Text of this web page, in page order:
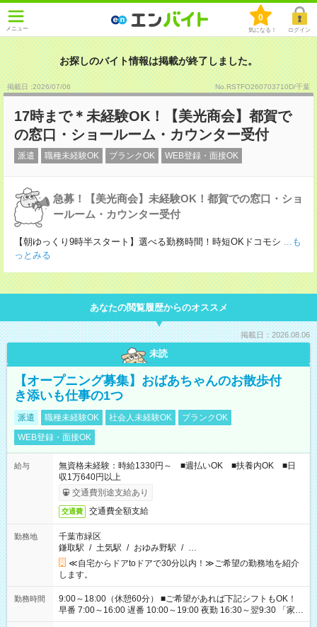
メニュー
0
気になる！ ログイン
お探しのバイト情報は掲載が終了しました。
掲載日 :2026/07/06 No.RSTFO260703710D/千葉
17時まで＊未経験OK！【美光商会】都賀で
の窓口・ショールーム・カウンター受付
派遣 職種未経験OK ブランクOK WEB登録・面接OK
急募！【美光商会】未経験OK！都賀での窓口・ショ
ールーム・カウンター受付
【朝ゆっくり9時半スタート】選べる勤務時間！時短OKドコモシ ...も
っとみる
あなたの閲覧履歴からのオススメ
掲載日：2026.08.06
未読
【オープニング募集】おばあちゃんのお散歩付
き添いも仕事の1つ
派遣 職種未経験OK 社会人未経験OK
ブランクOK
WEB登録・面接OK
給与
無資格未経験：時給1330円～ ■週払いOK ■扶養内OK ■日
収1万640円以上
交通費別途支給あり
交通費 交通費全額支給
勤務地
千葉市緑区
鎌取駅 / 土気駅 / おゆみ野駅 / …
≪自宅からドアtoドアで30分以内！≫ご希望の勤務地を紹介
します。
勤務時間
9:00～18:00（休憩60分） ■ご希望があれば下記シフトもOK！
早番 7:00～16:00 遅番 10:00～19:00 夜勤 16:30～翌9:30 「家族
と休みを合わせたい」 「余裕を持って夕飯の準備がしたい」